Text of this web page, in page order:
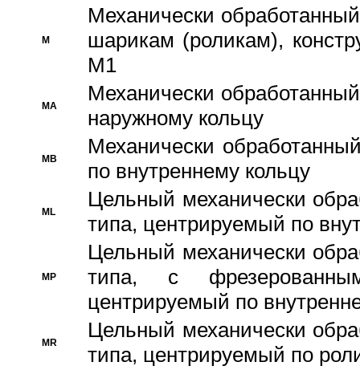
M
Механически
шарикам (роликам),
M1
MA
Механически
наружному кольцу
MB
Механически
по внутреннему кольцу
ML
Цельный механически
типа, центрируемый по
MP
Цельный механически
типа, с
центрируемый по
MR
Цельный механически
типа, центрируемый по